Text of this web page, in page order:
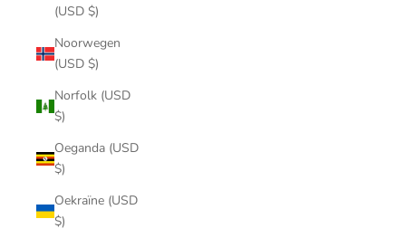
(USD $)
Noorwegen
(USD $)
Norfolk (USD
$)
Oeganda (USD
$)
Oekraïne (USD
$)